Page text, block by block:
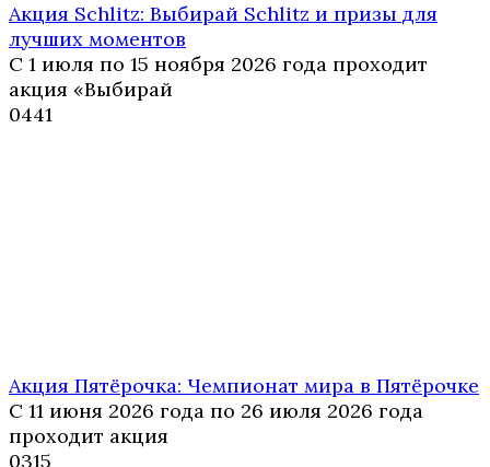
Акция Schlitz: Выбирай Schlitz и призы для
лучших моментов
С 1 июля по 15 ноября 2026 года проходит
акция «Выбирай
0441
Акция Пятёрочка: Чемпионат мира в Пятёрочке
С 11 июня 2026 года по 26 июля 2026 года
проходит акция
0315